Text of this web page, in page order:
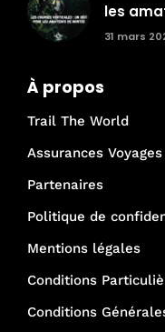
les
31 mars
À propos
Trail The World
Assurances
Partenaires
Politique de
Mentions légales
Conditions
Conditions